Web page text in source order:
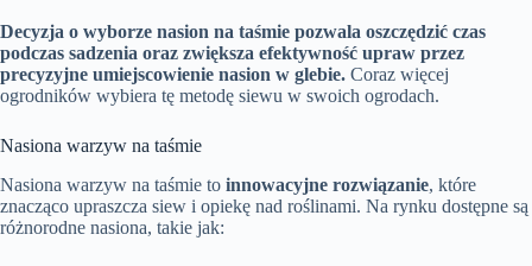
Decyzja o wyborze nasion na taśmie pozwala oszczędzić czas
podczas sadzenia oraz zwiększa efektywność upraw przez
precyzyjne umiejscowienie nasion w glebie. Coraz więcej
ogrodników wybiera tę metodę siewu w swoich ogrodach.
Nasiona warzyw na taśmie
Nasiona warzyw na taśmie to innowacyjne rozwiązanie, które
znacząco upraszcza siew i opiekę nad roślinami. Na rynku dostępne są
różnorodne nasiona, takie jak: